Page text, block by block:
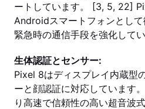
ートしています。 [3, 5, 22]
Androidスマートフォンとして
緊急時の通信手段を強化して
生体認証とセンサー:
Pixel 8はディスプレイ内蔵型
ーと顔認証に対応しています
り高速で信頼性の高い超音波